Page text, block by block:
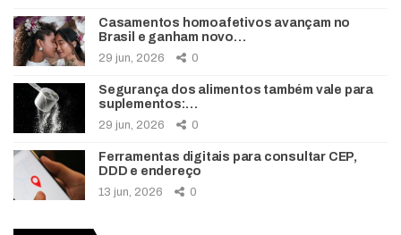
Casamentos homoafetivos avançam no
Brasil e ganham novo…
29 jun, 2026 0
Segurança dos alimentos também vale para
suplementos:…
29 jun, 2026 0
Ferramentas digitais para consultar CEP,
DDD e endereço
13 jun, 2026 0